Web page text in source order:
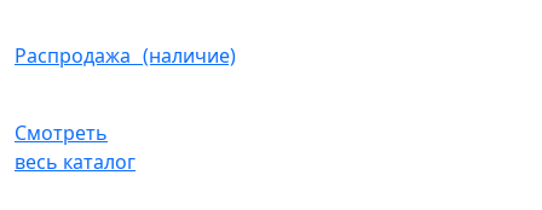
Распродажа (наличие)
Смотреть
весь каталог